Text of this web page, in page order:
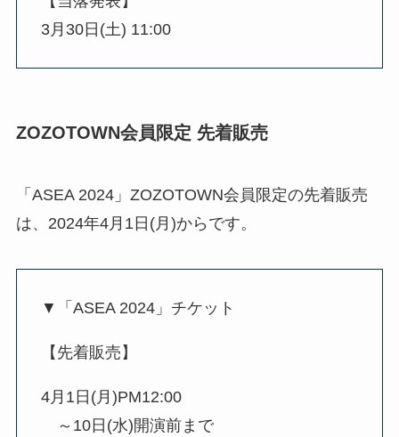
3月30日(土) 11:00
ZOZOTOWN会員限定 先着販売
「ASEA 2024」ZOZOTOWN会員限定の先着販売
は、2024年4月1日(月)からです。
▼「ASEA 2024」チケット
【先着販売】
4月1日(月)PM12:00
～10日(水)開演前まで